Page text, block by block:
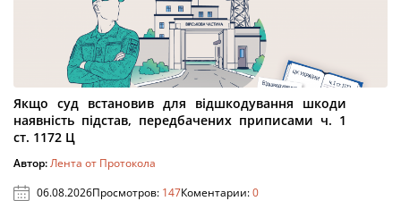
Якщо суд встановив для відшкодування шкоди
наявність підстав, передбачених приписами ч. 1
ст. 1172 Ц
Автор:Лента от Протокола
06.08.2026Просмотров: 147Коментарии:0